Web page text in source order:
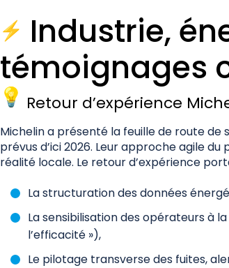
Industrie,
témoignages
Retour d’expérience
Michelin a présenté la feuille de route de
prévus d’ici 2026. Leur approche agile
réalité locale. Le retour d’expérience
La structuration des données
La sensibilisation des opérateurs à
l’efficacité »),
Le pilotage transverse des fuites,